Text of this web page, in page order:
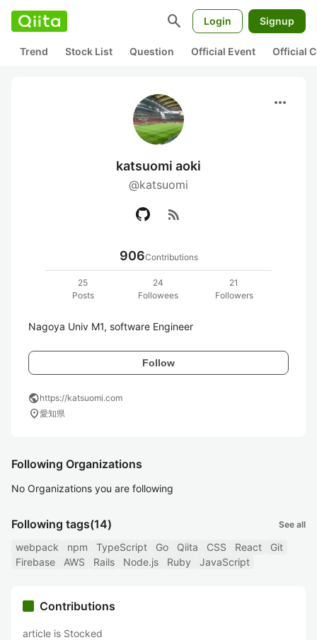
search Login Signup
Trend Stock List Question Official Event Official
more_horiz
katsuomi aoki
@katsuomi
rss_feed
906Contributions
25
Posts
24
Followees
21
Followers
Follow
publichttps://katsuomi.com
location_on愛知県
Following Organizations
No Organizations you are following
Following tags(14) See all
webpack npm TypeScript Go Qiita CSS React
Git
Firebase
AWS Rails Node.js Ruby JavaScript
Contributions
article is Stocked